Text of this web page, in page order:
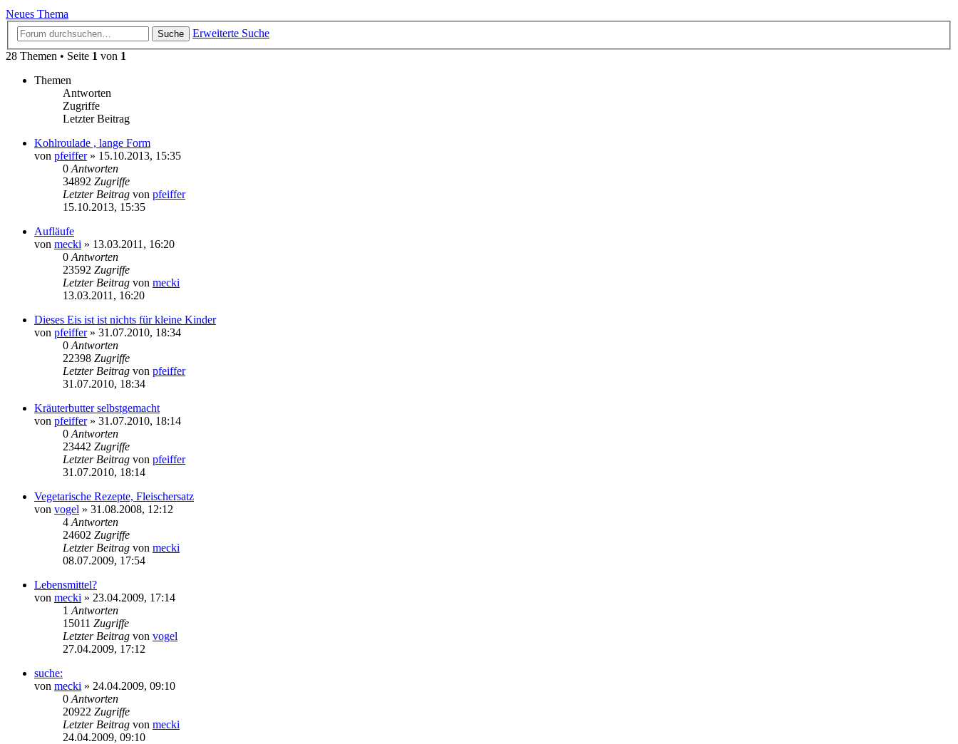
Neues Thema
Suche
Erweiterte Suche
28 Themen • Seite 1 von 1
Themen
Antworten
Zugriffe
Letzter Beitrag
Kohlroulade , lange Form
von pfeiffer» 15.10.2013, 15:35
0 Antworten
34892 Zugriffe
Letzter Beitrag von pfeiffer
15.10.2013, 15:35
Aufläufe
von mecki » 13.03.2011, 16:20
0 Antworten
23592 Zugriffe
Letzter Beitrag von mecki
13.03.2011, 16:20
Dieses Eis ist ist nichts für kleine Kinder
von pfeiffer» 31.07.2010, 18:34
0 Antworten
22398 Zugriffe
Letzter Beitrag von pfeiffer
31.07.2010, 18:34
Kräuterbutter selbstgemacht
von pfeiffer» 31.07.2010, 18:14
0 Antworten
23442 Zugriffe
Letzter Beitrag von pfeiffer
31.07.2010, 18:14
Vegetarische Rezepte, Fleischersatz
von vogel » 31.08.2008, 12:12
4 Antworten
24602 Zugriffe
Letzter Beitrag von mecki
08.07.2009, 17:54
Lebensmittel?
von mecki » 23.04.2009, 17:14
1 Antworten
15011 Zugriffe
Letzter Beitrag von vogel
27.04.2009, 17:12
suche:
von mecki » 24.04.2009, 09:10
0 Antworten
20922 Zugriffe
Letzter Beitrag von mecki
24.04.2009, 09:10